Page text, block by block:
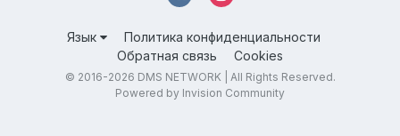
Язык
Политика конфиденциальности
Обратная связь
Cookies
© 2016-2026 DMS NETWORK | All Rights Reserved.
Powered by Invision Community